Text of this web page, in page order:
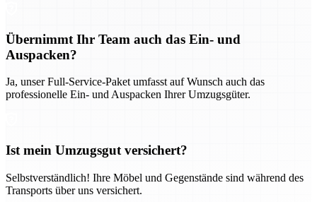
Übernimmt Ihr Team auch das Ein- und
Auspacken?
Ja, unser Full-Service-Paket umfasst auf Wunsch auch das
professionelle Ein- und Auspacken Ihrer Umzugsgüter.
Ist mein Umzugsgut versichert?
Selbstverständlich! Ihre Möbel und Gegenstände sind während des
Transports über uns versichert.